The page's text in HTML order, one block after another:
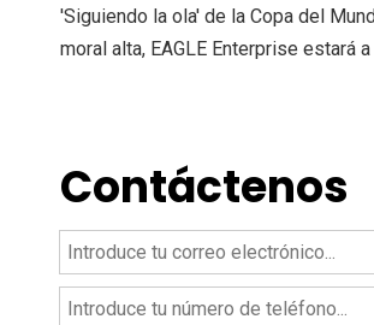
'Siguiendo la ola' de la Copa del
moral alta, EAGLE Enterprise estará
Contáctenos